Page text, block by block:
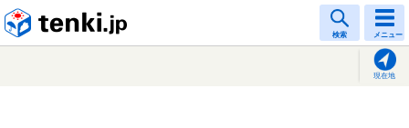
検索 メニュー
現在地